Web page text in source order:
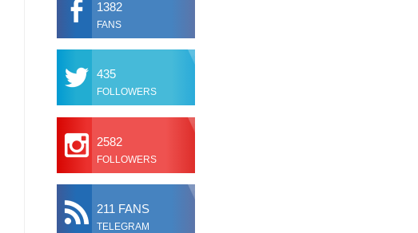
1382
FANS
435
FOLLOWERS
2582
FOLLOWERS
211 FANS
TELEGRAM